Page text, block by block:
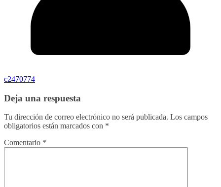
c2470774
Deja una respuesta
Tu dirección de correo electrónico no será publicada. Los campos
obligatorios están marcados con *
Comentario *